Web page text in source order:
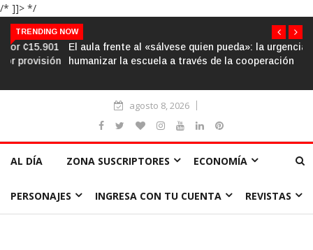
/* ]]> */
TRENDING NOW
El aula frente al «sálvese quien pueda»: la urgencia de
humanizar la escuela a través de la cooperación
agosto 8, 2026
AL DÍA ZONA SUSCRIPTORES ECONOMÍA